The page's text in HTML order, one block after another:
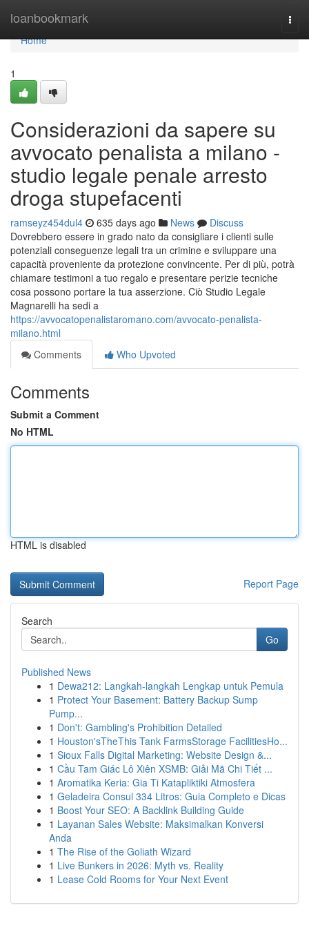
loanbookmark
Home
Home
1
Considerazioni da sapere su
avvocato penalista a milano -
studio legale penale arresto
droga stupefacenti
ramseyz454dul4 635 days ago News
Discuss
Dovrebbero essere in grado nato da consigliare i clienti sulle
potenziali conseguenze legali tra un crimine e sviluppare una
capacità proveniente da protezione convincente. Per di più, potrà
chiamare testimoni a tuo regalo e presentare perizie tecniche
cosa possono portare la tua asserzione. Ciò Studio Legale
Magnarelli ha sedi a
https://avvocatopenalistaromano.com/avvocato-penalista-
milano.html
Comments
Who Upvoted
Comments
Submit a Comment
No HTML
HTML is disabled
Report Page
Search
Go
Published News
1 Dewa212: Langkah-langkah Lengkap untuk Pemula
1 Protect Your Basement: Battery Backup Sump
Pump...
1 Don't: Gambling's Prohibition Detailed
1 Houston'sTheThis Tank FarmsStorage FacilitiesHo...
1 Sioux Falls Digital Marketing: Website Design &...
1 Cầu Tam Giác Lô Xiên XSMB: Giải Mã Chi Tiết ...
1 Aromatika Keria: Gia Ti Katapliktiki Atmosfera
1 Geladeira Consul 334 Litros: Guia Completo e Dicas
1 Boost Your SEO: A Backlink Building Guide
1 Layanan Sales Website: Maksimalkan Konversi
Anda
1 The Rise of the Goliath Wizard
1 Live Bunkers in 2026: Myth vs. Reality
1 Lease Cold Rooms for Your Next Event